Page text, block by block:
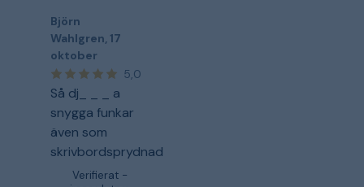
Björn
Wahlgren, 17
oktober
5,0
Så dj_ _ _ a
snygga funkar
även som
skrivbordsprydnad
Verifierat -